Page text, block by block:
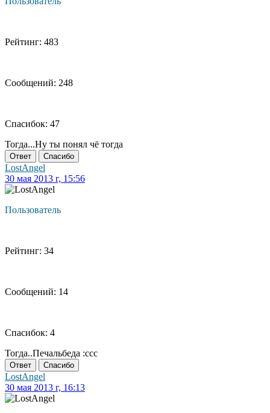
Рейтинг: 483
Сообщений: 248
Спасибок: 47
Тогда...Ну ты понял чё тогда
Ответ Спасибо
LostAngel
30 мая 2013 г, 15:56
Пользователь
Рейтинг: 34
Сообщений: 14
Спасибок: 4
Тогда..Печальбеда :ccc
Ответ Спасибо
LostAngel
30 мая 2013 г, 16:13